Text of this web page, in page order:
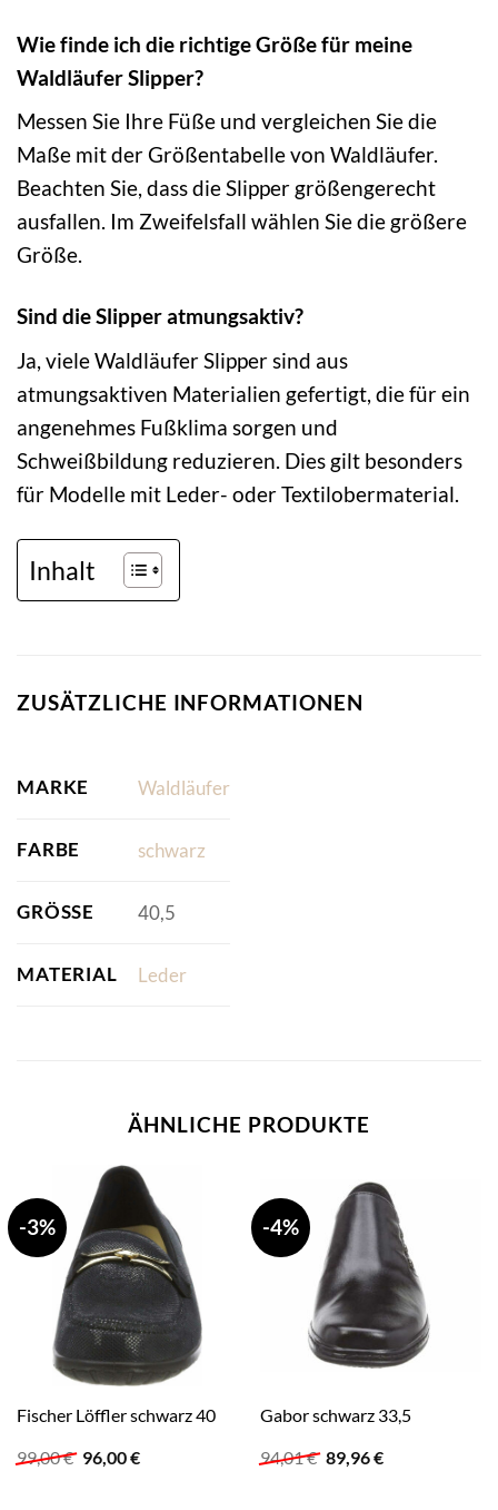
Wie finde ich die richtige Größe für meine
Waldläufer Slipper?
Messen Sie Ihre Füße und vergleichen Sie die
Maße mit der Größentabelle von Waldläufer.
Beachten Sie, dass die Slipper größengerecht
ausfallen. Im Zweifelsfall wählen Sie die größere
Größe.
Sind die Slipper atmungsaktiv?
Ja, viele Waldläufer Slipper sind aus
atmungsaktiven Materialien gefertigt, die für ein
angenehmes Fußklima sorgen und
Schweißbildung reduzieren. Dies gilt besonders
für Modelle mit Leder- oder Textilobermaterial.
Inhalt
ZUSÄTZLICHE INFORMATIONEN
MARKE Waldläufer
FARBE schwarz
GRÖSSE 40,5
MATERIAL Leder
ÄHNLICHE PRODUKTE
-3%
Fischer Löffler schwarz 40
99,00€ Ursprünglicher
Preis
96,00€Aktueller
-4%
Gabor schwarz 33,5
94,01€ Ursprünglicher
Preis
89,96€Aktueller